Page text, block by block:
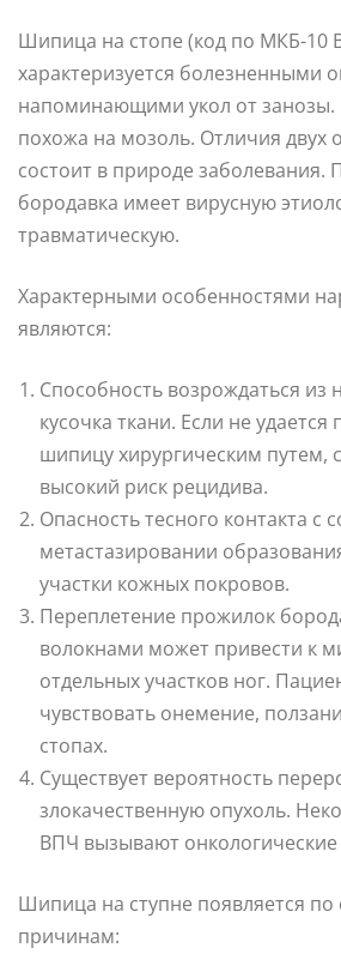
Шипица на стопе (код по МКБ-10
характеризуется болезненными
напоминающими укол от
похожа на мозоль. Отличия двух
состоит в природе заболевания.
бородавка имеет вирусную
травматическую.
Характерными особенностями
являются:
Способность возрождаться из
кусочка ткани. Если не
шипицу хирургическим путем,
высокий риск рецидива.
Опасность тесного контакта с
метастазировании
участки кожных покровов.
Переплетение прожилок
волокнами может привести к
отдельных участков ног.
чувствовать онемение,
стопах.
Существует вероятность
злокачественную опухоль.
ВПЧ вызывают онкологические
Шипица на ступне появляется
причинам: